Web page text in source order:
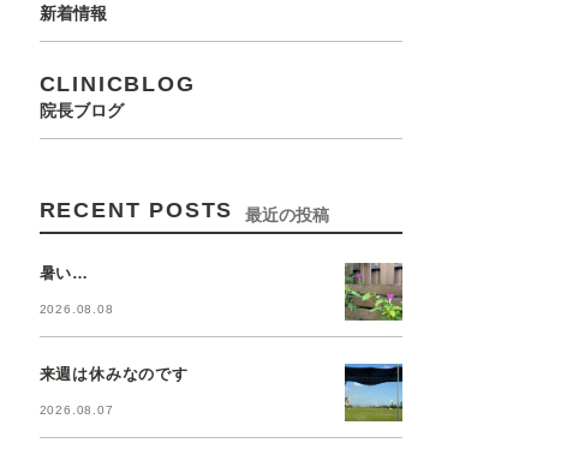
新着情報
CLINICBLOG
院長ブログ
RECENT POSTS 最近の投稿
暑い…
2026.08.08
来週は休みなのです
2026.08.07